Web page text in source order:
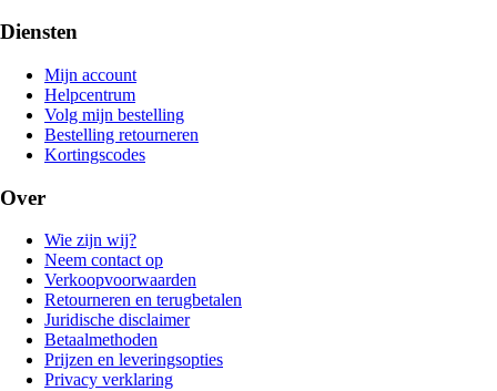
Diensten
Mijn account
Helpcentrum
Volg mijn bestelling
Bestelling retourneren
Kortingscodes
Over
Wie zijn wij?
Neem contact op
Verkoopvoorwaarden
Retourneren en terugbetalen
Juridische disclaimer
Betaalmethoden
Prijzen en leveringsopties
Privacy verklaring